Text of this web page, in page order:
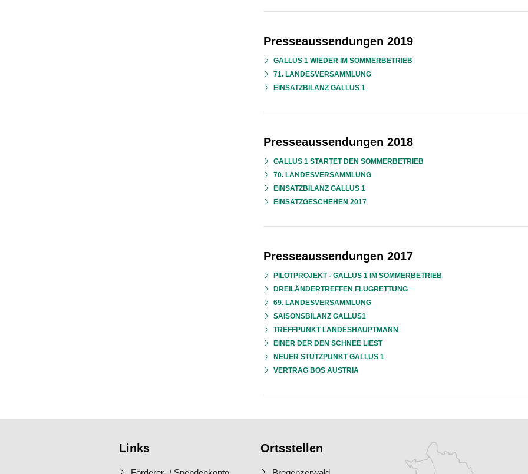
Presseaussendungen 2019
GALLUS 1 WIEDER IM SOMMERBETRIEB
71. LANDESVERSAMMLUNG
EINSATZBILANZ GALLUS 1
Presseaussendungen 2018
GALLUS 1 STARTET DEN SOMMERBETRIEB
70. LANDESVERSAMMLUNG
EINSATZBILANZ GALLUS 1
EINSATZGESCHEHEN 2017
Presseaussendungen 2017
PILOTPROJEKT - GALLUS 1 IM SOMMERBETRIEB
DREILÄNDERTREFFEN FLUGRETTUNG
69. LANDESVERSAMMLUNG
SAISONSBILANZ GALLUS1
TREFFPUNKT LANDESHAUPTMANN
EINER DER DEN SCHNEE LIEST
NEUER STÜTZPUNKT GALLUS 1
VERTRAG BOS AUSTRIA
Links Ortsstellen